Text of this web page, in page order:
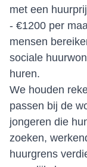
met een
- €1200 per
mensen
sociale
huren.
We houden
passen bij de
jongeren die
zoeken,
huurgrens